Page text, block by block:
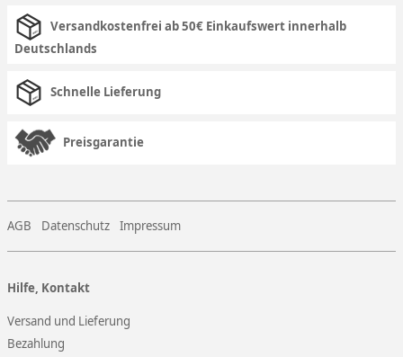
Versandkostenfrei ab 50€ Einkaufswert innerhalb
Deutschlands
Schnelle Lieferung
Preisgarantie
AGB Datenschutz Impressum
Hilfe, Kontakt
Versand und Lieferung
Bezahlung